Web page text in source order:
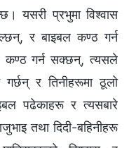
यसरी प्रभुमा विश्‍वास
र बाइबल कण्ठ गर्न
कण्ठ गर्न सक्छन्, त्यसले
र तिनीहरूमा ठूलो
पढेकाहरू र त्यसबारे
तथा दिदी-बहिनीहरू